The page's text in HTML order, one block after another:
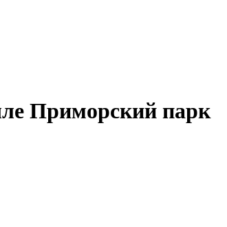
Приморский парк